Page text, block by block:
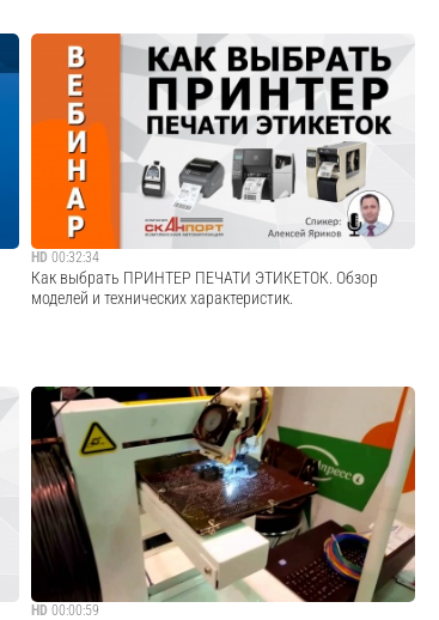
В программе вебинара: - Как с помощью автоматизации
повысить эффективность и избавиться от проблем,
возникающих при ручной маркировке, в рознице. - Как
выбрать оборудование и расходные материалы для
автоматической маркировки. - Демонстраци...
Cмотреть видео
HD 00:32:34
Как выбрать ПРИНТЕР ПЕЧАТИ ЭТИКЕТОК. Обзор
моделей и технических характеристик.
• Что такое принтер печати этикеток и для чего он нужен?
• Какой принтер печати этикеток выбрать? • Технические
характеристики, на которые стоит обратить внимание. •
Обзор моделей и производителей. Критерии выбора
принтера этикеток. Ссылка...
Cмотреть видео
HD 00:00:59